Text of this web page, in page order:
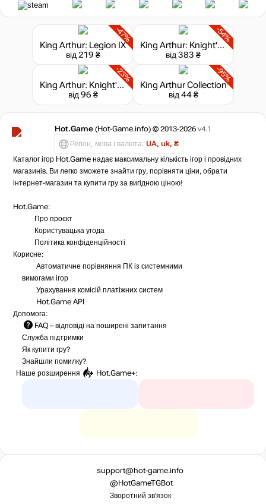
-47%
King Arthur: Legion IX
від 219 ₴
-54%
King Arthur: Knight's Tale
від 383 ₴
-23%
King Arthur: Knight's Tale - Pict Skirmish Pack
від 96 ₴
-95%
King Arthur Collection
від 44 ₴
Hot.Game (Hot-Game.info) © 2013-2026 v4.1
Регіон, мова і валюта: UA, uk, ₴
Каталог ігор Hot.Game надає максимальну кількість ігор і провідних
магазинів. Ви легко зможете знайти гру, порівняти ціни, обрати
інтернет-магазин та купити гру за вигідною ціною!
Hot.Game:
Про проєкт
Користувацька угода
Політика конфіденційності
Корисне:
Автоматичне порівняння ПК із системними
вимогами ігор
Урахування комісій платіжних систем
Hot.Game API
Допомога:
FAQ – відповіді на поширені запитання
Служба підтримки
Як купити гру?
Знайшли помилку?
Наше розширення
Hot.Game+:
support@hot-game.info
@HotGameTGBot
Зворотний зв’язок